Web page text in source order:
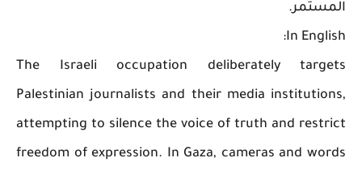
المستمر.
In English:
The Israeli occupation deliberately targets
Palestinian journalists and their media institutions,
attempting to silence the voice of truth and restrict
freedom of expression. In Gaza, cameras and words